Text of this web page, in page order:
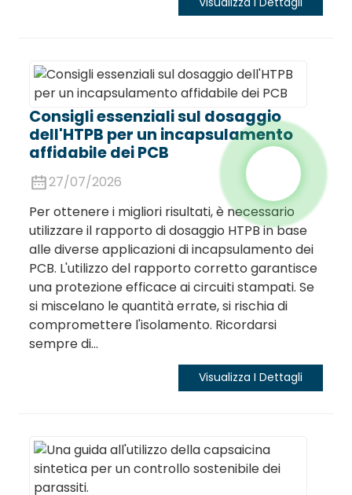
Consigli essenziali sul dosaggio
dell'HTPB per un incapsulamento
affidabile dei PCB
27/07/2026
Per ottenere i migliori risultati, è necessario
utilizzare il rapporto di dosaggio HTPB in base
alle diverse applicazioni di incapsulamento dei
PCB. L'utilizzo del rapporto corretto garantisce
una protezione efficace ai circuiti stampati. Se
si miscelano le quantità errate, si rischia di
compromettere l'isolamento. Ricordarsi
sempre di...
Visualizza I Dettagli